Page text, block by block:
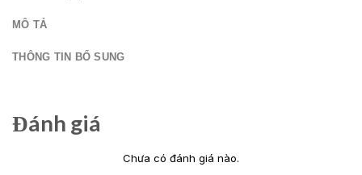
MÔ TẢ
THÔNG TIN BỔ SUNG
Đánh giá
Chưa có đánh giá nào.